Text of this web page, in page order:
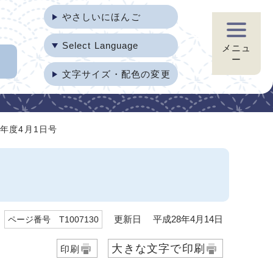
やさしいにほんご
Select Language
文字サイズ・配色の変更
メニュ
ー
度4月1日号
ページ番号 T1007130 更新日 平成28年4月14日
印刷 大きな文字で印刷